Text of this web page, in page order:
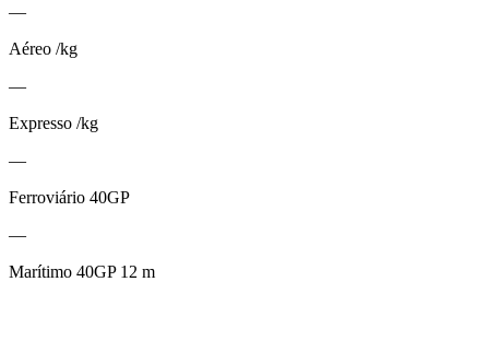
—
Aéreo /kg
—
Expresso /kg
—
Ferroviário 40GP
—
Marítimo 40GP 12 m